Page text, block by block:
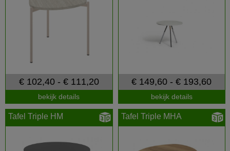
€ 102,40 - € 111,20
bekijk details
€ 149,60 - € 193,60
bekijk details
Tafel Triple HM Tafel Triple MHA